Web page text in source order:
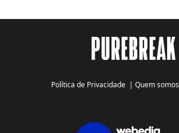
Política de Privacidade | Quem somos